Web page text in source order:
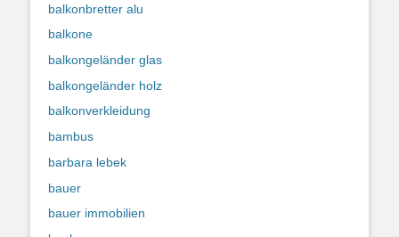
balkonbretter alu
balkone
balkongeländer glas
balkongeländer holz
balkonverkleidung
bambus
barbara lebek
bauer
bauer immobilien